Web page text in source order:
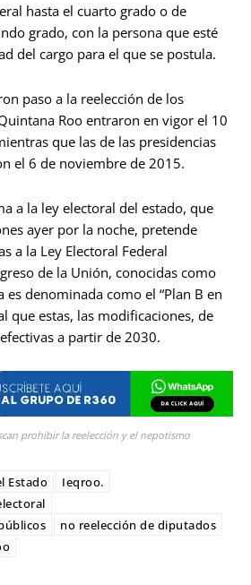
hasta el cuarto grado o de
grado, con la persona que esté
del cargo para el que se postula.
paso a la reelección de los
Roo entraron en vigor el 10
que las de las presidencias
el 6 de noviembre de 2015.
a la ley electoral del estado, que
ayer por la noche, pretende
a la Ley Electoral Federal
de la Unión, conocidas como
es denominada como el “Plan B en
que estas, las modificaciones, de
a partir de 2030.
prohibir la reelección y el nepotismo
Estado
Ieqroo.
no reelección de diputados